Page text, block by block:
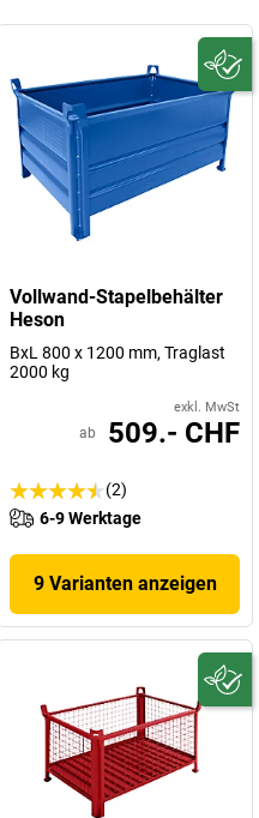
Vollwand-Stapelbehälter
Heson
BxL 800 x 1200 mm, Traglast
2000 kg
exkl. MwSt
ab 509.- CHF
(2)
6-9 Werktage
9 Varianten anzeigen